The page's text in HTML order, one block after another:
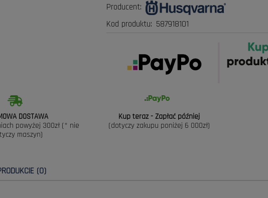
Producent:
Kod produktu: 587918101
DOSTAWA
powyżej 300zł (* nie
maszyn)
Kup teraz - Zapłać później
(dotyczy zakupu poniżej 6 000zł)
(0)